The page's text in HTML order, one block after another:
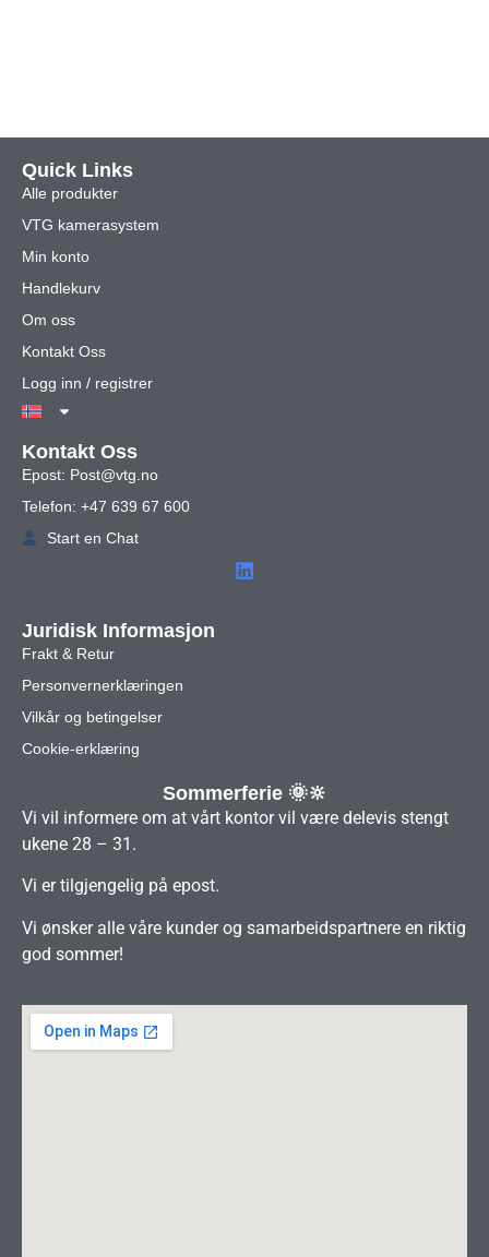
Quick Links
Alle produkter
VTG kamerasystem
Min konto
Handlekurv
Om oss
Kontakt Oss
Logg inn / registrer
Kontakt Oss
Epost: Post@vtg.no
Telefon: +47 639 67 600
Start en Chat
Juridisk Informasjon
Frakt & Retur
Personvernerklæringen
Vilkår og betingelser
Cookie-erklæring
Sommerferie 🌞🔆
Vi vil informere om at vårt kontor vil være delevis stengt
ukene 28 – 31.
Vi er tilgjengelig på epost.
Vi ønsker alle våre kunder og samarbeidspartnere en riktig
god sommer!